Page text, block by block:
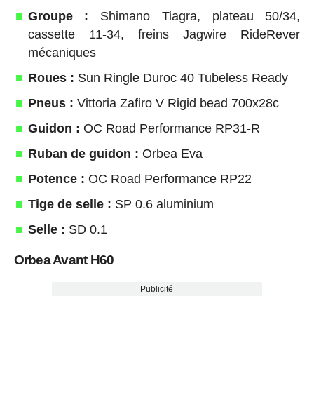
Groupe : Shimano Tiagra, plateau 50/34,
cassette 11-34, freins Jagwire RideRever
mécaniques
Roues : Sun Ringle Duroc 40 Tubeless Ready
Pneus : Vittoria Zafiro V Rigid bead 700x28c
Guidon : OC Road Performance RP31-R
Ruban de guidon : Orbea Eva
Potence : OC Road Performance RP22
Tige de selle : SP 0.6 aluminium
Selle : SD 0.1
Orbea Avant H60
Publicité